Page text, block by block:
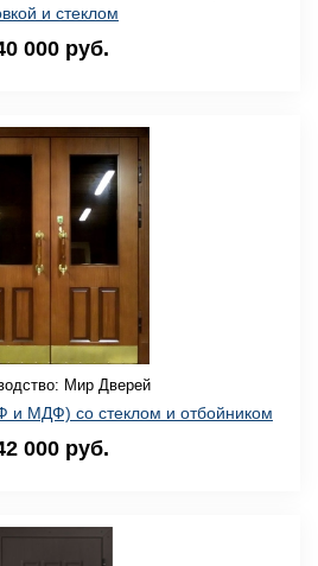
и стеклом
000 руб.
Мир Дверей
и МДФ) со стеклом и отбойником
000 руб.